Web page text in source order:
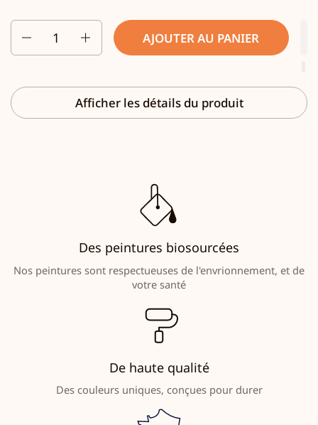
AJOUTER AU PANIER
Afficher les détails du produit
Des peintures biosourcées
Nos peintures sont respectueuses de l'envrionnement, et de
votre santé
De haute qualité
Des couleurs uniques, conçues pour durer